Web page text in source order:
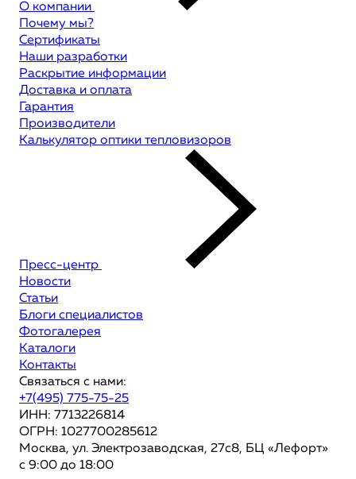
О компании
Почему мы?
Сертификаты
Наши разработки
Раскрытие информации
Доставка и оплата
Гарантия
Производители
Калькулятор оптики тепловизоров
Пресс-центр
Новости
Статьи
Блоги специалистов
Фотогалерея
Каталоги
Контакты
Связаться с нами:
+7(495) 775-75-25
ИНН: 7713226814
ОГРН: 1027700285612
Москва, ул. Электрозаводская, 27с8, БЦ «Лефорт»
с 9:00 до 18:00